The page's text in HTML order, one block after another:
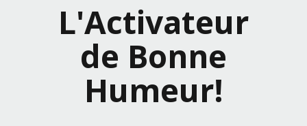
L'Activateur
de Bonne
Humeur!